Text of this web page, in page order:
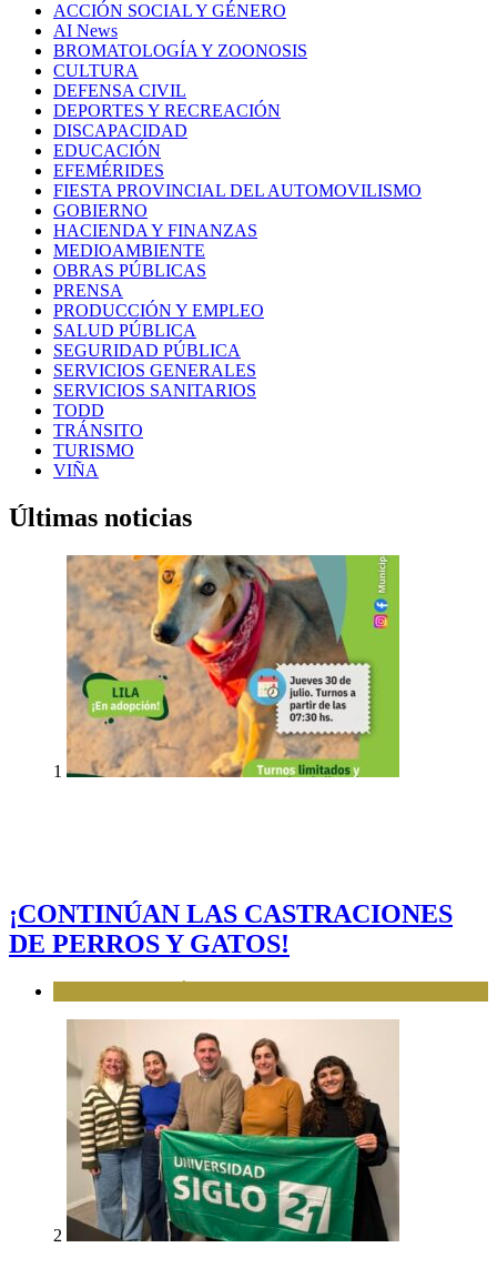
ACCIÓN SOCIAL Y GÉNERO
AI News
BROMATOLOGÍA Y ZOONOSIS
CULTURA
DEFENSA CIVIL
DEPORTES Y RECREACIÓN
DISCAPACIDAD
EDUCACIÓN
EFEMÉRIDES
FIESTA PROVINCIAL DEL AUTOMOVILISMO
GOBIERNO
HACIENDA Y FINANZAS
MEDIOAMBIENTE
OBRAS PÚBLICAS
PRENSA
PRODUCCIÓN Y EMPLEO
SALUD PÚBLICA
SEGURIDAD PÚBLICA
SERVICIOS GENERALES
SERVICIOS SANITARIOS
TODD
TRÁNSITO
TURISMO
VIÑA
Últimas noticias
1
¡CONTINÚAN LAS CASTRACIONES
DE PERROS Y GATOS!
2